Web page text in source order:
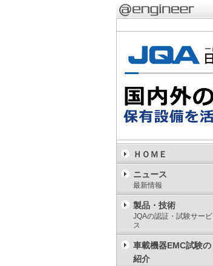
ＨＯＭＥ
ニュース
最新情報
製品・技術
JQAの認証・試験サービ
ス
車載機器EMC試験の
紹介